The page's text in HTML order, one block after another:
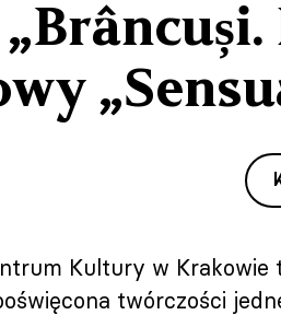
Kultury w
twórczości